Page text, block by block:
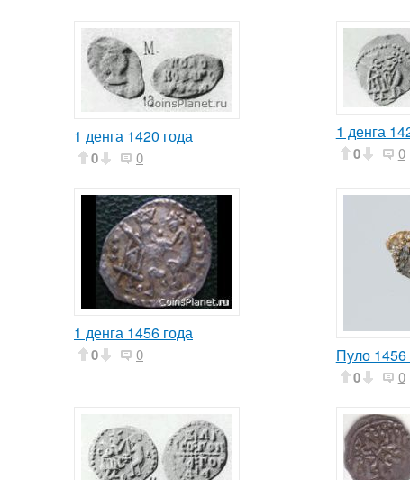
1 денга 1420 года
0 0
1 денга
0 0
1 денга 1456 года
0 0 Пуло 1456
0 0